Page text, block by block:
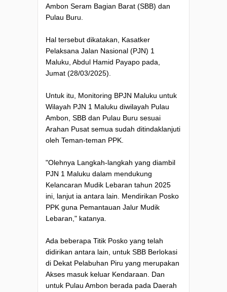
Ambon Seram Bagian Barat (SBB) dan
Pulau Buru.
Hal tersebut dikatakan, Kasatker
Pelaksana Jalan Nasional (PJN) 1
Maluku, Abdul Hamid Payapo pada,
Jumat (28/03/2025).
Untuk itu, Monitoring BPJN Maluku untuk
Wilayah PJN 1 Maluku diwilayah Pulau
Ambon, SBB dan Pulau Buru sesuai
Arahan Pusat semua sudah ditindaklanjuti
oleh Teman-teman PPK.
"Olehnya Langkah-langkah yang diambil
PJN 1 Maluku dalam mendukung
Kelancaran Mudik Lebaran tahun 2025
ini, lanjut ia antara lain. Mendirikan Posko
PPK guna Pemantauan Jalur Mudik
Lebaran," katanya.
Ada beberapa Titik Posko yang telah
didirikan antara lain, untuk SBB Berlokasi
di Dekat Pelabuhan Piru yang merupakan
Akses masuk keluar Kendaraan. Dan
untuk Pulau Ambon berada pada Daerah